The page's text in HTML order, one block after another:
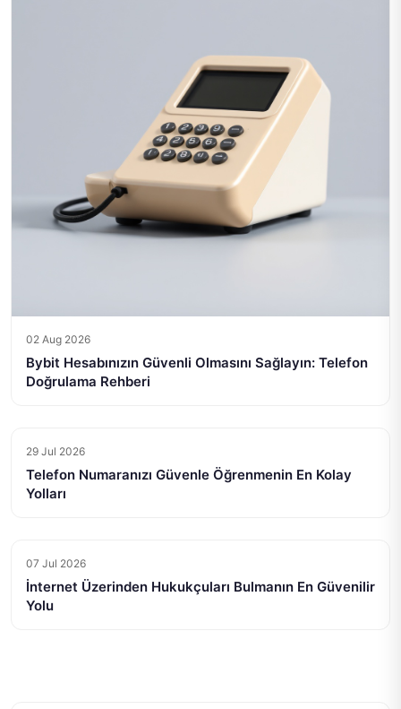
02 Aug 2026
Bybit Hesabınızın Güvenli Olmasını Sağlayın: Telefon
Doğrulama Rehberi
29 Jul 2026
Telefon Numaranızı Güvenle Öğrenmenin En Kolay
Yolları
07 Jul 2026
İnternet Üzerinden Hukukçuları Bulmanın En Güvenilir
Yolu